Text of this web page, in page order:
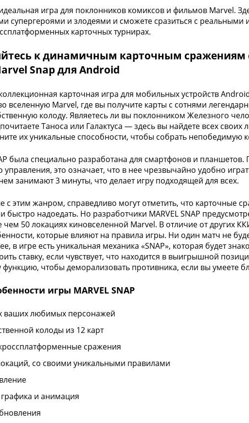
игра для поклонников комиксов и фильмов Marvel.
супергероями и злодеями и сможете сразиться с реальными
карточных турнирах.
к динамичным карточным
Snap для Android
карточная игра для мобильных устройств
вселенную Marvel, где вы получите карты с сотнями
колоду. Являетесь ли вы поклонником Железного
Таноса или Галактуса — здесь вы найдете всех
их уникальные способности, чтобы собрать непобедимую
была специально разработана для смартфонов и
управления, это означает, что в нее чрезвычайно удобно
занимают 3 минуты, что делает игру подходящей для всех.
с этим жанром, справедливо могут отметить, что карточные
надоедать. Но разработчики MARVEL SNAP
чем 50 локациях киновселенной Marvel. В отличие от других
которые влияют на правила игры. Ни один матч не
в игре есть уникальная механика «SNAP», которая будет
ставку, если чувствует, что находится в выигрышной
функцию, чтобы деморализовать противника, если вы умеете
игры MARVEL SNAP
ваших любимых персонажей
колоды из 12 карт
сражения
со своими уникальными правилами
графика и анимация